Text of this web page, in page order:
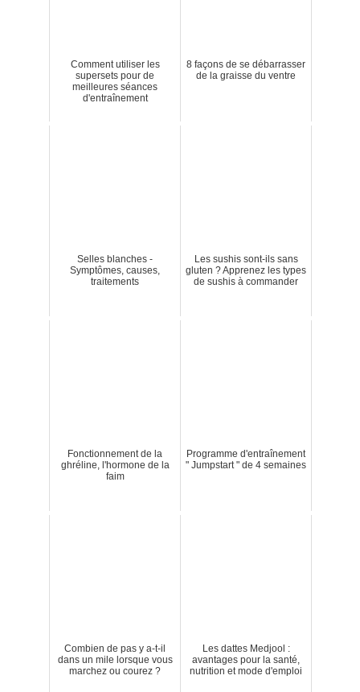
Comment utiliser les
supersets pour de
meilleures séances
d'entraînement
8 façons de se débarrasser
de la graisse du ventre
Selles blanches -
Symptômes, causes,
traitements
Les sushis sont-ils sans
gluten ? Apprenez les types
de sushis à commander
Fonctionnement de la
ghréline, l'hormone de la
faim
Programme d'entraînement
" Jumpstart " de 4 semaines
Combien de pas y a-t-il
dans un mile lorsque vous
marchez ou courez ?
Les dattes Medjool :
avantages pour la santé,
nutrition et mode d'emploi